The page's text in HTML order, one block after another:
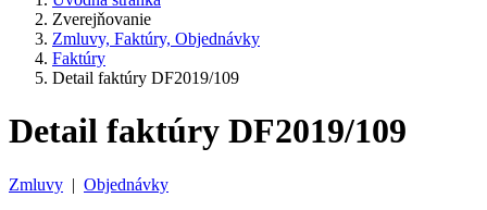
Zverejňovanie
Zmluvy, Faktúry, Objednávky
Faktúry
Detail faktúry DF2019/109
Detail faktúry DF2019/109
Zmluvy | Objednávky